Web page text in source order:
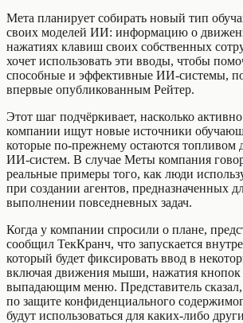
Мета планирует собирать новый тип
своих моделей ИИ: информацию о
нажатиях клавиш своих собственных
хочет использовать эти вводы, чтобы
способные и эффективные ИИ‑системы,
впервые опубликованным Рейтер.
Этот шаг подчёркивает, насколько
компании ищут новые источники
которые по‑прежнему остаются топливом
ИИ‑систем. В случае Меты компания
реальные примеры того, как люди
при создании агентов, предназначенных
выполнении повседневных задач.
Когда у компании спросили о плане,
сообщил ТекКранч, что запускается
который будет фиксировать ввод в
включая движения мыши, нажатия
выпадающим меню. Представитель
по защите конфиденциального
будут использоваться для каких‑либо